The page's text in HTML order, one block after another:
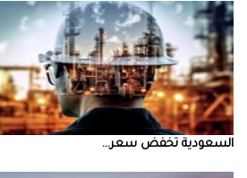
السعودية‭ ‬تخفض‭ ‬سعر‭ ...